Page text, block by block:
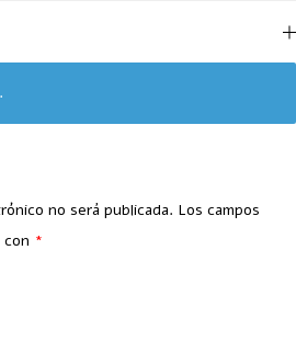
no será publicada. Los campos
*